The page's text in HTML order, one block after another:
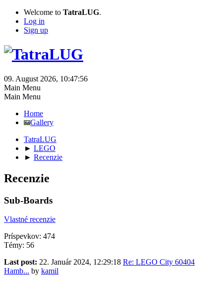
Welcome to TatraLUG.
Log in
Sign up
09. August 2026, 10:47:56
Main Menu
Main Menu
Home
Gallery
TatraLUG
► LEGO
► Recenzie
Recenzie
Sub-Boards
Vlastné recenzie
Príspevkov: 474
Témy: 56
Last post: 22. Január 2024, 12:29:18 Re: LEGO City 60404
Hamb... by kamil